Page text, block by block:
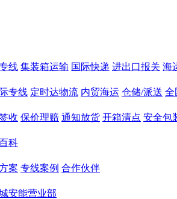
线 集装箱运输 国际快递 进出口报关 海
专线 定时达物流 内贸海运 仓储/派送 全
收 保价理赔 通知放货 开箱清点 安全包
科
案 专线案例 合作伙伴
安能营业部